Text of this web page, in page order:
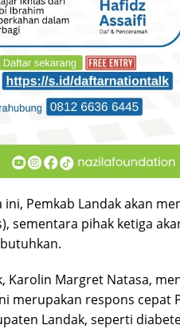
ini, Pemkab Landak akan
sementara pihak ketiga
Karolin Margret Natasa,
merupakan respons cepat
Landak, seperti